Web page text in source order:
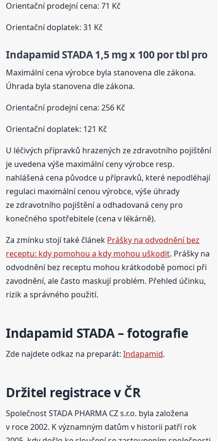
Orientační prodejní cena: 71 Kč
Orientační doplatek: 31 Kč
Indapamid STADA 1,5 mg x 100 por tbl pro
Maximální cena výrobce byla stanovena dle zákona.
Úhrada byla stanovena dle zákona.
Orientační prodejní cena: 256 Kč
Orientační doplatek: 121 Kč
U léčivých přípravků hrazených ze zdravotního pojištění
je uvedena výše maximální ceny výrobce resp.
nahlášená cena původce u přípravků, které nepodléhají
regulaci maximální cenou výrobce, výše úhrady
ze zdravotního pojištění a odhadovaná ceny pro
konečného spotřebitele (cena v lékárně).
Za zmínku stojí také článek Prášky na odvodnění bez
receptu: kdy pomohou a kdy mohou uškodit. Prášky na
odvodnění bez receptu mohou krátkodobě pomoci při
zavodnění, ale často maskují problém. Přehled účinku,
rizik a správného použití.
Indapamid STADA – fotografie
Zde najdete odkaz na preparát:Indapamid.
Držitel registrace v ČR
Společnost STADA PHARMA CZ s.r.o. byla založena
v roce 2002. K významným datům v historii patří rok